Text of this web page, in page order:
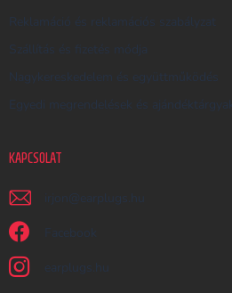
Reklamáció és reklamációs szabályzat
Szállítás és fizetés módja
Nagykereskedelem és együttműködés
Egyedi megrendelések és ajándéktárgyak
KAPCSOLAT
irjon @ earplugs.hu
Facebook
earplugs.hu